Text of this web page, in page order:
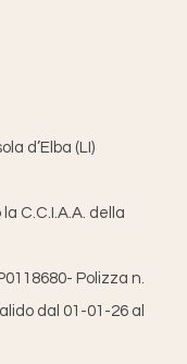
d’Elba (LI)
C.C.I.A.A. della
Polizza n.
dal 01-01-26 al